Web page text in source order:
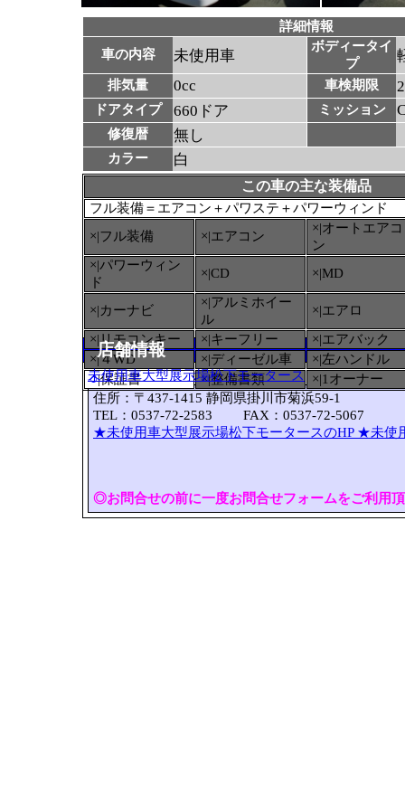
詳細情報
車の内容
未使用車
ボディータイ
プ
排気量 0cc 車検期限
ドアタイプ 660ドア ミッション
修復暦 無し
カラー 白
この車の主な装備品
フル装備＝エアコン＋パワステ＋パワーウィンド
×|フル装備
×|エアコン
×|オートエアコ
ン
×|パワーウィン
ド
×|CD ×|MD
×|カーナビ
×|アルミホイー
ル
×|エアロ
×|リモコンキー
×|キーフリー
×|エアバック
×|４WD
×|ディーゼル車
×|左ハンドル
○|保証書 ×|整備書類 ×|1オーナー
店舗情報
未使用車大型展示場松下モータース
住所：〒437-1415 静岡県掛川市菊浜59-1
TEL：0537-72-2583 FAX：0537-72-5067
★未使用車大型展示場松下モータースのHP ★未使
◎お問合せの前に一度お問合せフォームをご利用